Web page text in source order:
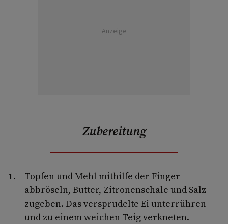
Anzeige
Zubereitung
Topfen und Mehl mithilfe der Finger
abbröseln, Butter, Zitronenschale und Salz
zugeben. Das versprudelte Ei unterrühren
und zu einem weichen Teig verkneten.